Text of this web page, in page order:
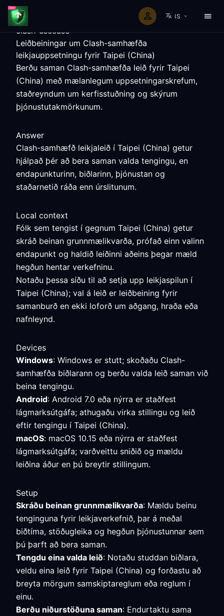
IS
clash-usecase
Leiðbeiningar um Clash-samhæfða
leikjauppsetningu fyrir Taipei (China)
Berðu saman Clash-samhæfða leið fyrir Taipei
(China) með mælanlegum uppsetningarskrefum,
staðreyndum um kerfisstuðning og skýrum
þjónustutakmörkunum.
Answer
Clash-samhæfð leikjaleið í Taipei (China) getur
hjálpað þér að bera saman valda tengingu, en
endapunkturinn, biðlarinn, þjónustan og
staðarnetið ráða enn úrslitunum.
Local context
Fólk sem tengist í gegnum Taipei (China) getur
skráð beinan grunnmælikvarða, prófað einn valinn
endapunkt og haldið leiðinni aðeins þegar mæld
hegðun hentar verkefninu.
Notaðu þessa síðu til að setja upp leikjaspilun í
Taipei (China); val á leið er leiðbeining fyrir
samanburð en ekki loforð um aðgang, hraða eða
nafnleynd.
Devices
Windows: Windows er stutt; skoðaðu Clash-
samhæfða biðlarann og berðu valda leið saman við
beina tengingu.
Android: Android 7.0 eða nýrra er staðfest
lágmarksútgáfa; athugaðu virka stillingu og leið
eftir tengingu í Taipei (China).
macOS: macOS 10.15 eða nýrra er staðfest
lágmarksútgáfa; varðveittu sniðið og mældu
leiðina áður en þú breytir stillingum.
Setup
Skráðu beinan grunnmælikvarða: Mældu beinu
tenginguna fyrir leikjaverkefnið, þar á meðal
biðtíma, stöðugleika og hegðun þjónustunnar sem
þú þarft að bera saman.
Tengdu eina valda leið: Notaðu studdan biðlara,
veldu eina leið fyrir Taipei (China) og forðastu að
breyta mörgum samskiptareglum eða reglum í
einu.
Berðu niðurstöðuna saman: Endurtaktu sama